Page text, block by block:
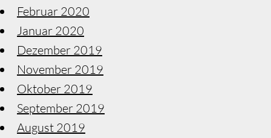
Februar 2020
Januar 2020
Dezember 2019
November 2019
Oktober 2019
September 2019
August 2019